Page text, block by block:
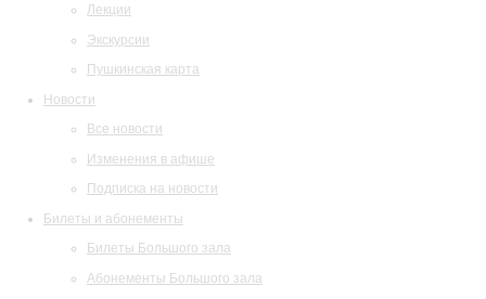
Лекции
Экскурсии
Пушкинская карта
Новости
Все новости
Изменения в афише
Подписка на новости
Билеты и абонементы
Билеты Большого зала
Абонементы Большого зала